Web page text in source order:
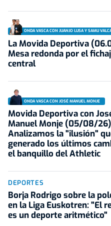
ONDA VASCA CON JUANJO LUSA Y SAMU
La Movida Deportiva
Mesa redonda por el
central
ONDA VASCA CON JOSÉ MANUEL MONJE
Movida Deportiva con
Manuel Monje (05/08/
Analizamos la "ilusión"
generado los últimos
el banquillo del Athletic
DEPORTES
Borja Rodrigo sobre la
en la Liga Euskotren: "El
es un deporte aritmético"